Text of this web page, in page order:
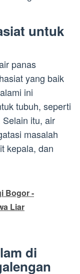
untuk
panas
yang baik
ini
tubuh, seperti
itu, air
masalah
kepala, dan
Bogor -
Liar
di